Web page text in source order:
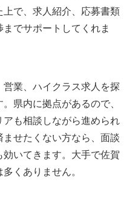
で、求人紹介、応募書類
でサポートしてくれま
業、ハイクラス求人を探
県内に拠点があるので、
も相談しながら進められ
せたくない方なら、面談
いてきます。大手で佐賀
くありません。